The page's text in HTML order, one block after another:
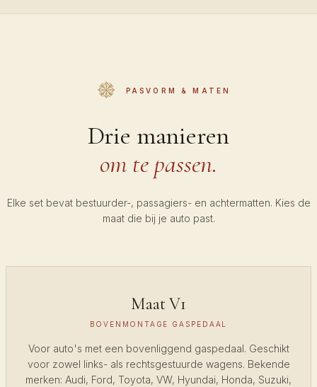
PASVORM & MATEN
Drie manieren
om te passen.
Elke set bevat bestuurder-, passagiers- en achtermatten. Kies de
maat die bij je auto past.
Maat V1
BOVENMONTAGE GASPEDAAL
Voor auto's met een bovenliggend gaspedaal. Geschikt
voor zowel links- als rechtsgestuurde wagens. Bekende
merken: Audi, Ford, Toyota, VW, Hyundai, Honda, Suzuki,